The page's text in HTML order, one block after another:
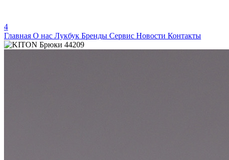
4
Главная О нас Лукбук Бренды Сервис Новости Контакты